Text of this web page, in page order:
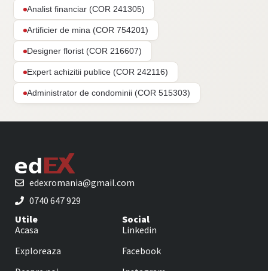
Analist financiar (COR 241305)
Artificier de mina (COR 754201)
Designer florist (COR 216607)
Expert achizitii publice (COR 242116)
Administrator de condominii (COR 515303)
edexromania@gmail.com
0740 647 929
Utile
Acasa
Exploreaza
Social
Linkedin
Facebook